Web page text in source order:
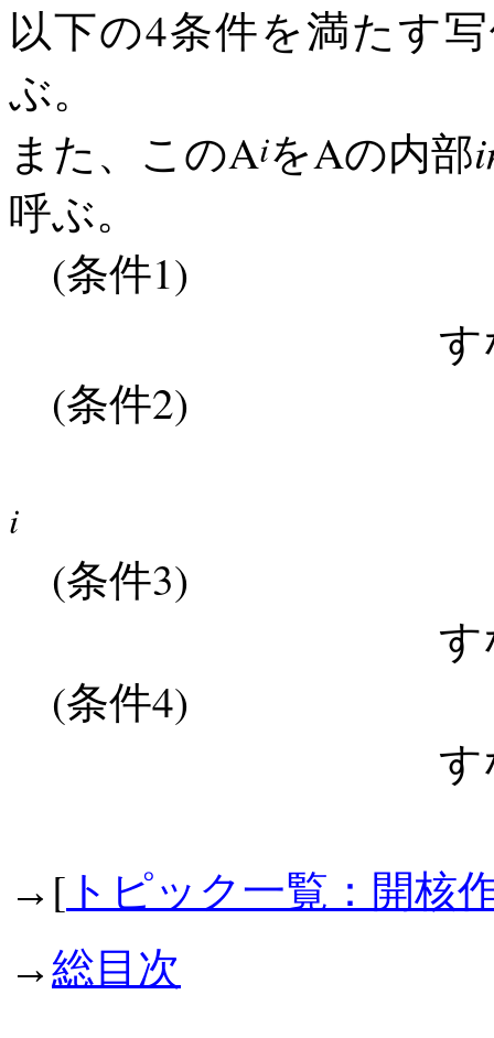
以下の4条件を満たす
ぶ。
また、このAiをAの内部
呼ぶ。
(条件1)
すなわ
(条件2)
i
(条件3)
すなわ
(条件4)
すなわ
→ [ トピック一覧：開核
→総目次